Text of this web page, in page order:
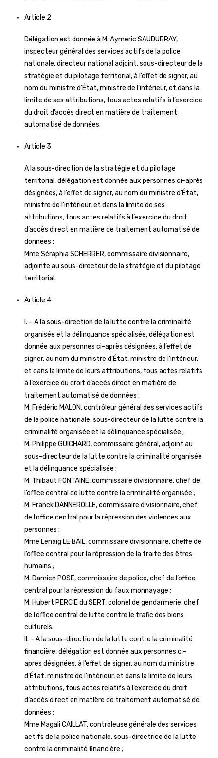
Article 2
Délégation est donnée à M. Aymeric SAUDUBRAY,
inspecteur général des services actifs de la police
nationale, directeur national adjoint, sous-directeur de la
stratégie et du pilotage territorial, à l’effet de signer, au
nom du ministre d’État, ministre de l’intérieur, et dans la
limite de ses attributions, tous actes relatifs à l’exercice
du droit d’accès direct en matière de traitement
automatisé de données.
Article 3
A la sous-direction de la stratégie et du pilotage
territorial, délégation est donnée aux personnes ci-après
désignées, à l’effet de signer, au nom du ministre d’État,
ministre de l’intérieur, et dans la limite de ses
attributions, tous actes relatifs à l’exercice du droit
d’accès direct en matière de traitement automatisé de
données :
Mme Séraphia SCHERRER, commissaire divisionnaire,
adjointe au sous-directeur de la stratégie et du pilotage
territorial.
Article 4
I. – A la sous-direction de la lutte contre la criminalité
organisée et la délinquance spécialisée, délégation est
donnée aux personnes ci-après désignées, à l’effet de
signer, au nom du ministre d’État, ministre de l’intérieur,
et dans la limite de leurs attributions, tous actes relatifs
à l’exercice du droit d’accès direct en matière de
traitement automatisé de données :
M. Frédéric MALON, contrôleur général des services actifs
de la police nationale, sous-directeur de la lutte contre la
criminalité organisée et la délinquance spécialisée ;
M. Philippe GUICHARD, commissaire général, adjoint au
sous-directeur de la lutte contre la criminalité organisée
et la délinquance spécialisée ;
M. Thibaut FONTAINE, commissaire divisionnaire, chef de
l’office central de lutte contre la criminalité organisée ;
M. Franck DANNEROLLE, commissaire divisionnaire, chef
de l’office central pour la répression des violences aux
personnes ;
Mme Lénaïg LE BAIL, commissaire divisionnaire, cheffe de
l’office central pour la répression de la traite des êtres
humains ;
M. Damien POSE, commissaire de police, chef de l’office
central pour la répression du faux monnayage ;
M. Hubert PERCIE du SERT, colonel de gendarmerie, chef
de l’office central de lutte contre le trafic des biens
culturels.
II. – A la sous-direction de la lutte contre la criminalité
financière, délégation est donnée aux personnes ci-
après désignées, à l’effet de signer, au nom du ministre
d’État, ministre de l’intérieur, et dans la limite de leurs
attributions, tous actes relatifs à l’exercice du droit
d’accès direct en matière de traitement automatisé de
données :
Mme Magali CAILLAT, contrôleuse générale des services
actifs de la police nationale, sous-directrice de la lutte
contre la criminalité financière ;